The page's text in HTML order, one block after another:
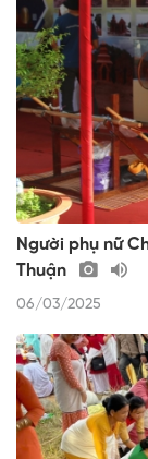
Người phụ nữ
Thuận
06/03/2025